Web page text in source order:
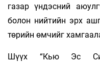
газар үндэсний
болон нийтийн эрх
төрийн өмчийг
Шүүх “Кью Эс